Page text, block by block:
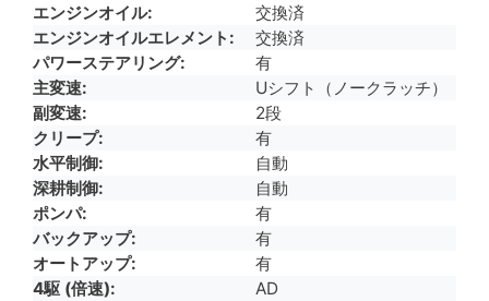
エンジンオイル
交換済
エンジンオイルエレメント
交換済
パワーステアリング
有
主変速
Uシフト（ノークラッチ）
副変速
2段
クリープ
有
水平制御
自動
深耕制御
自動
ポンパ
有
バックアップ
有
オートアップ
有
4駆 (倍速)
AD